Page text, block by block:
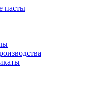
пасты